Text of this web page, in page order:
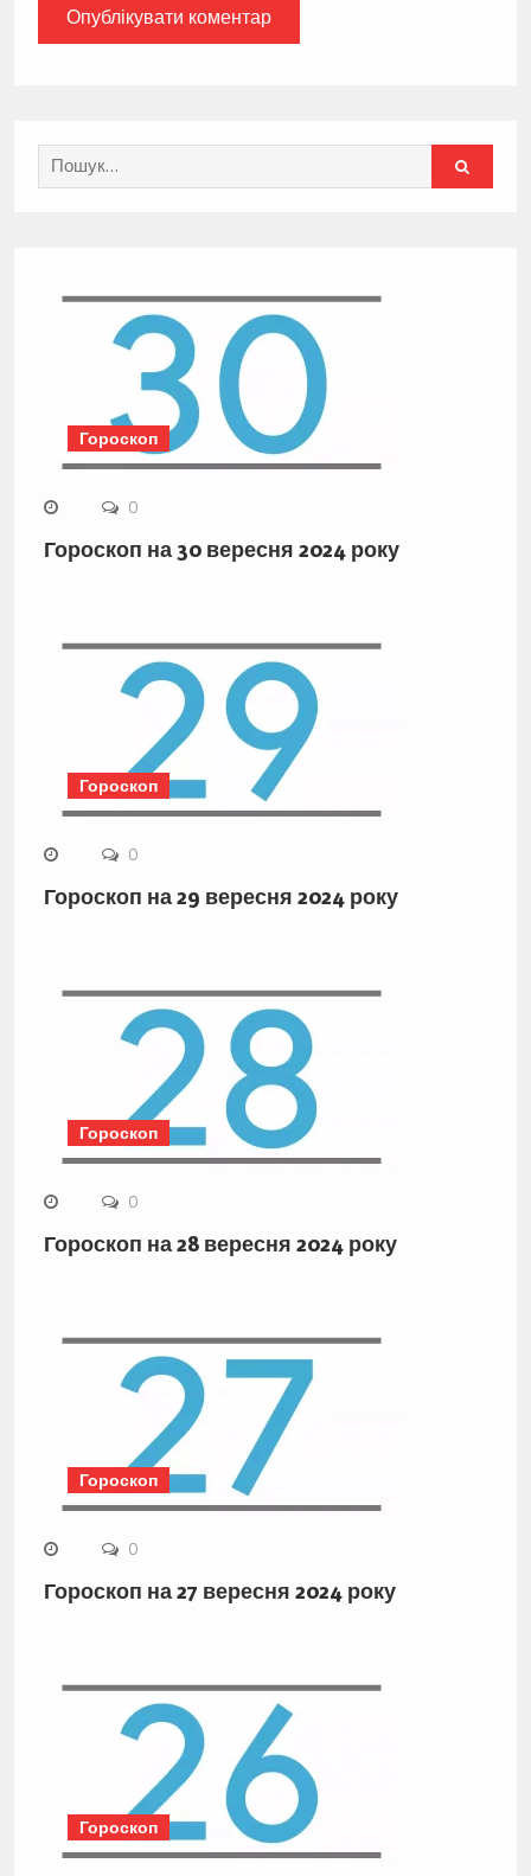
Search
for:
Гороскоп
0
Гороскоп на 30 вересня 2024 року
Гороскоп
0
Гороскоп на 29 вересня 2024 року
Гороскоп
0
Гороскоп на 28 вересня 2024 року
Гороскоп
0
Гороскоп на 27 вересня 2024 року
Гороскоп